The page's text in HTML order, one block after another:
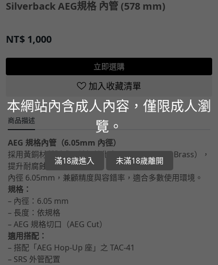
Silverback AEG規格 內管 (578 mm)
NT$ 1,000
立即選購
加入收藏清單
商品描述
AEG 規格內管（6.05mm 內徑）
採用黃銅材質製成，並經鈍化處理（Passivated Brass），
提升耐腐蝕性與穩定性。
內徑 6.05mm，兼顧精度與容錯率，適合多數使用環境。
規格：
– 內徑：6.05 mm
– 長度：依規格
– AEG 規格切口（AEG Cut）
適用搭配：
– 搭配「AEG Hop-Up 座」之 TAC-41
– SRS 外管配置
本網站內含成人內容，僅限成人瀏
覽。
滿18歲進入 未滿18歲離開